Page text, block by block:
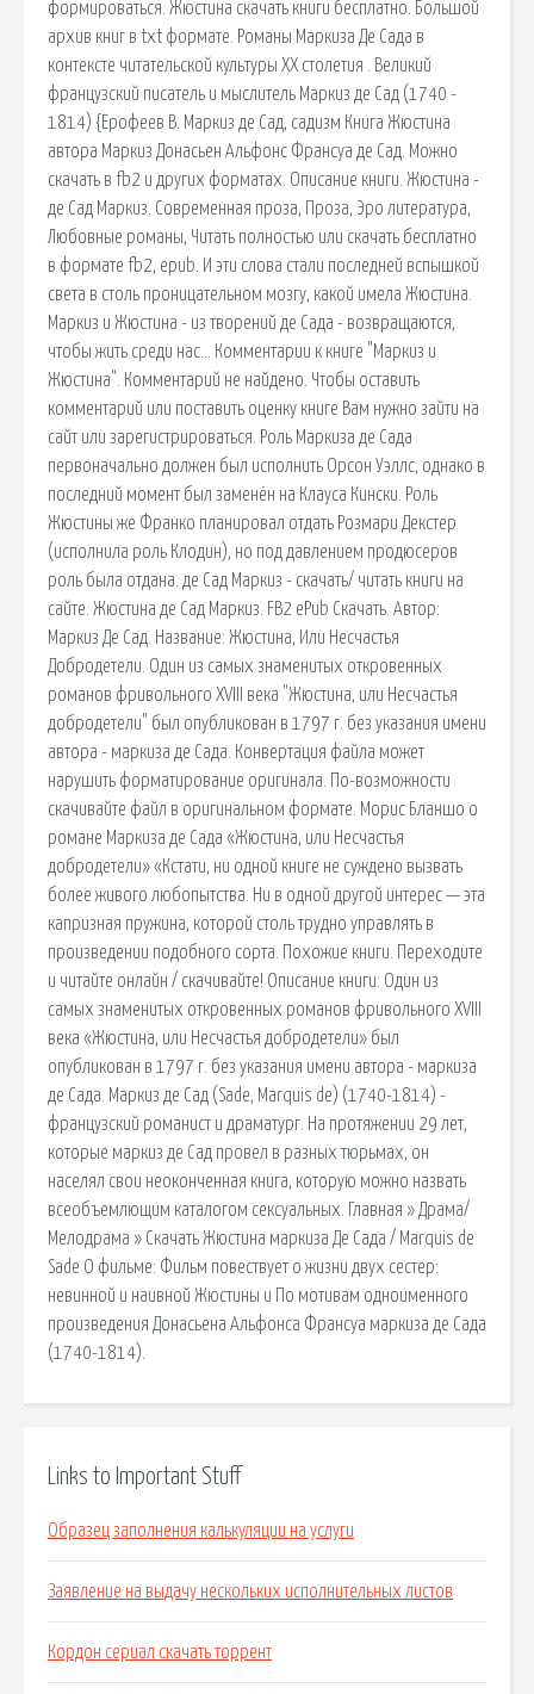
формироваться. Жюстина скачать книги бесплатно. Большой
архив книг в txt формате. Романы Маркиза Де Сада в
контексте читательской культуры XX столетия . Великий
французский писатель и мыслитель Маркиз де Сад (1740 -
1814) {Ерофеев В. Маркиз де Сад, садизм Книга Жюстина
автора Маркиз Донасьен Альфонс Франсуа де Сад. Можно
скачать в fb2 и других форматах. Описание книги. Жюстина -
де Сад Маркиз. Современная проза, Проза, Эро литература,
Любовные романы, Читать полностью или скачать бесплатно
в формате fb2, epub. И эти слова стали последней вспышкой
света в столь проницательном мозгу, какой имела Жюстина.
Маркиз и Жюстина - из творений де Сада - возвращаются,
чтобы жить среди нас… Комментарии к книге "Маркиз и
Жюстина". Комментарий не найдено. Чтобы оставить
комментарий или поставить оценку книге Вам нужно зайти на
сайт или зарегистрироваться. Роль Маркиза де Сада
первоначально должен был исполнить Орсон Уэллс, однако в
последний момент был заменён на Клауса Кински. Роль
Жюстины же Франко планировал отдать Розмари Декстер
(исполнила роль Клодин), но под давлением продюсеров
роль была отдана. де Сад Маркиз - скачать/ читать книги на
сайте. Жюстина де Сад Маркиз. FB2 ePub Скачать. Автор:
Маркиз Де Сад. Название: Жюстина, Или Несчастья
Добродетели. Один из самых знаменитых откровенных
романов фривольного XVIII века "Жюстина, или Несчастья
добродетели" был опубликован в 1797 г. без указания имени
автора - маркиза де Сада. Конвертация файла может
нарушить форматирование оригинала. По-возможности
скачивайте файл в оригинальном формате. Морис Бланшо о
романе Маркиза де Сада «Жюстина, или Несчастья
добродетели» «Кстати, ни одной книге не суждено вызвать
более живого любопытства. Ни в одной другой интерес — эта
капризная пружина, которой столь трудно управлять в
произведении подобного сорта. Похожие книги. Переходите
и читайте онлайн / скачивайте! Описание книги: Один из
самых знаменитых откровенных романов фривольного XVIII
века «Жюстина, или Несчастья добродетели» был
опубликован в 1797 г. без указания имени автора - маркиза
де Сада. Маркиз де Сад (Sade, Marquis de) (1740-1814) -
французский романист и драматург. На протяжении 29 лет,
которые маркиз де Сад провел в разных тюрьмах, он
населял свои неоконченная книга, которую можно назвать
всеобъемлющим каталогом сексуальных. Главная » Драма/
Мелодрама » Скачать Жюстина маркиза Де Сада / Marquis de
Sade О фильме: Фильм повествует о жизни двух сестер:
невинной и наивной Жюстины и По мотивам одноименного
произведения Донасьена Альфонса Франсуа маркиза де Сада
(1740-1814).
Links to Important Stuff
Образец заполнения калькуляции на услуги
Заявление на выдачу нескольких исполнительных листов
Кордон сериал скачать торрент